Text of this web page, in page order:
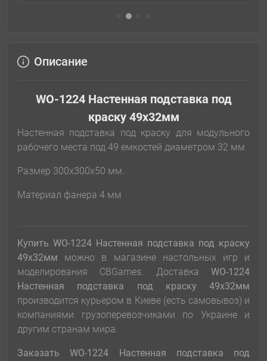
Описание
WO-1224 Настенная подставка под
краску 49x32мм
Настенная подставка под краску для модульного
рабочего места под 49 емкостей диаметром 32 мм
Размер 300х300х50 мм.
Материал фанера 4 мм
Купить WO-1224 Настенная подставка под краску
49x32мм можно в магазине настольных игр и
моделирования CBGames. Доставка WO-1224
Настенная подставка под краску 49x32мм
производится курьером в Киеве (есть самовывоз) и
компаниями грузоперевозчиками по Украине и
другим странам мира.
ЗаказатьWO-1224 Настенная подставка под